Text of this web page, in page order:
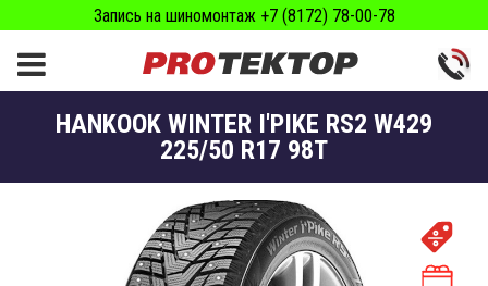
Запись на шиномонтаж +7 (8172) 78-00-78
HANKOOK WINTER I'PIKE RS2 W429
225/50 R17 98T